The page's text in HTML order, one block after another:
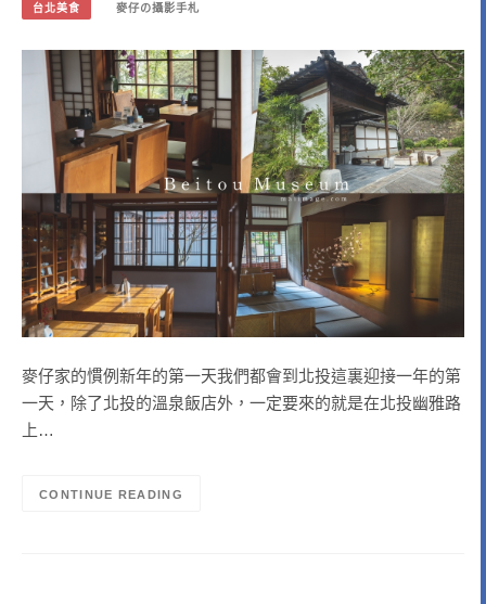
台北美食 麥仔の攝影手札
麥仔家的慣例新年的第一天我們都會到北投這裏迎接一年的第
一天，除了北投的溫泉飯店外，一定要來的就是在北投幽雅路
上…
CONTINUE READING